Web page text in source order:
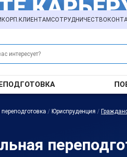
КОРП.КЛИЕНТАМСОТРУДНИЧЕСТВО
/ Юриспруденция /